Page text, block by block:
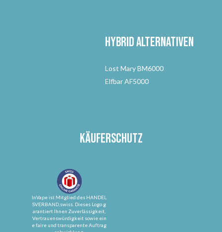
Hybrid Alternativen
Lost Mary BM6000
Elfbar AF5000
Käuferschutz
InVape ist Mitglied des HANDEL
SVERBAND.swiss. Dieses Logo g
arantiert Ihnen Zuverlässigkeit,
Vertrauenswürdigkeit sowie ein
e faire und transparente Auftrag